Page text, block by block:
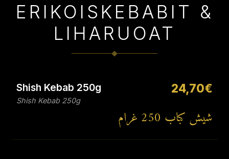
ERIKOISKEBABIT &
LIHARUOAT
Shish Kebab 250g
Shish Kebab 250g
24,70€
شيش كباب 250 غرام